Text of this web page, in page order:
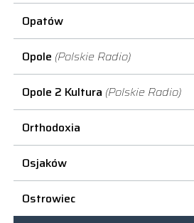
Opatów
Opole (Polskie Radio)
Opole 2 Kultura (Polskie Radio)
Orthodoxia
Osjaków
Ostrowiec